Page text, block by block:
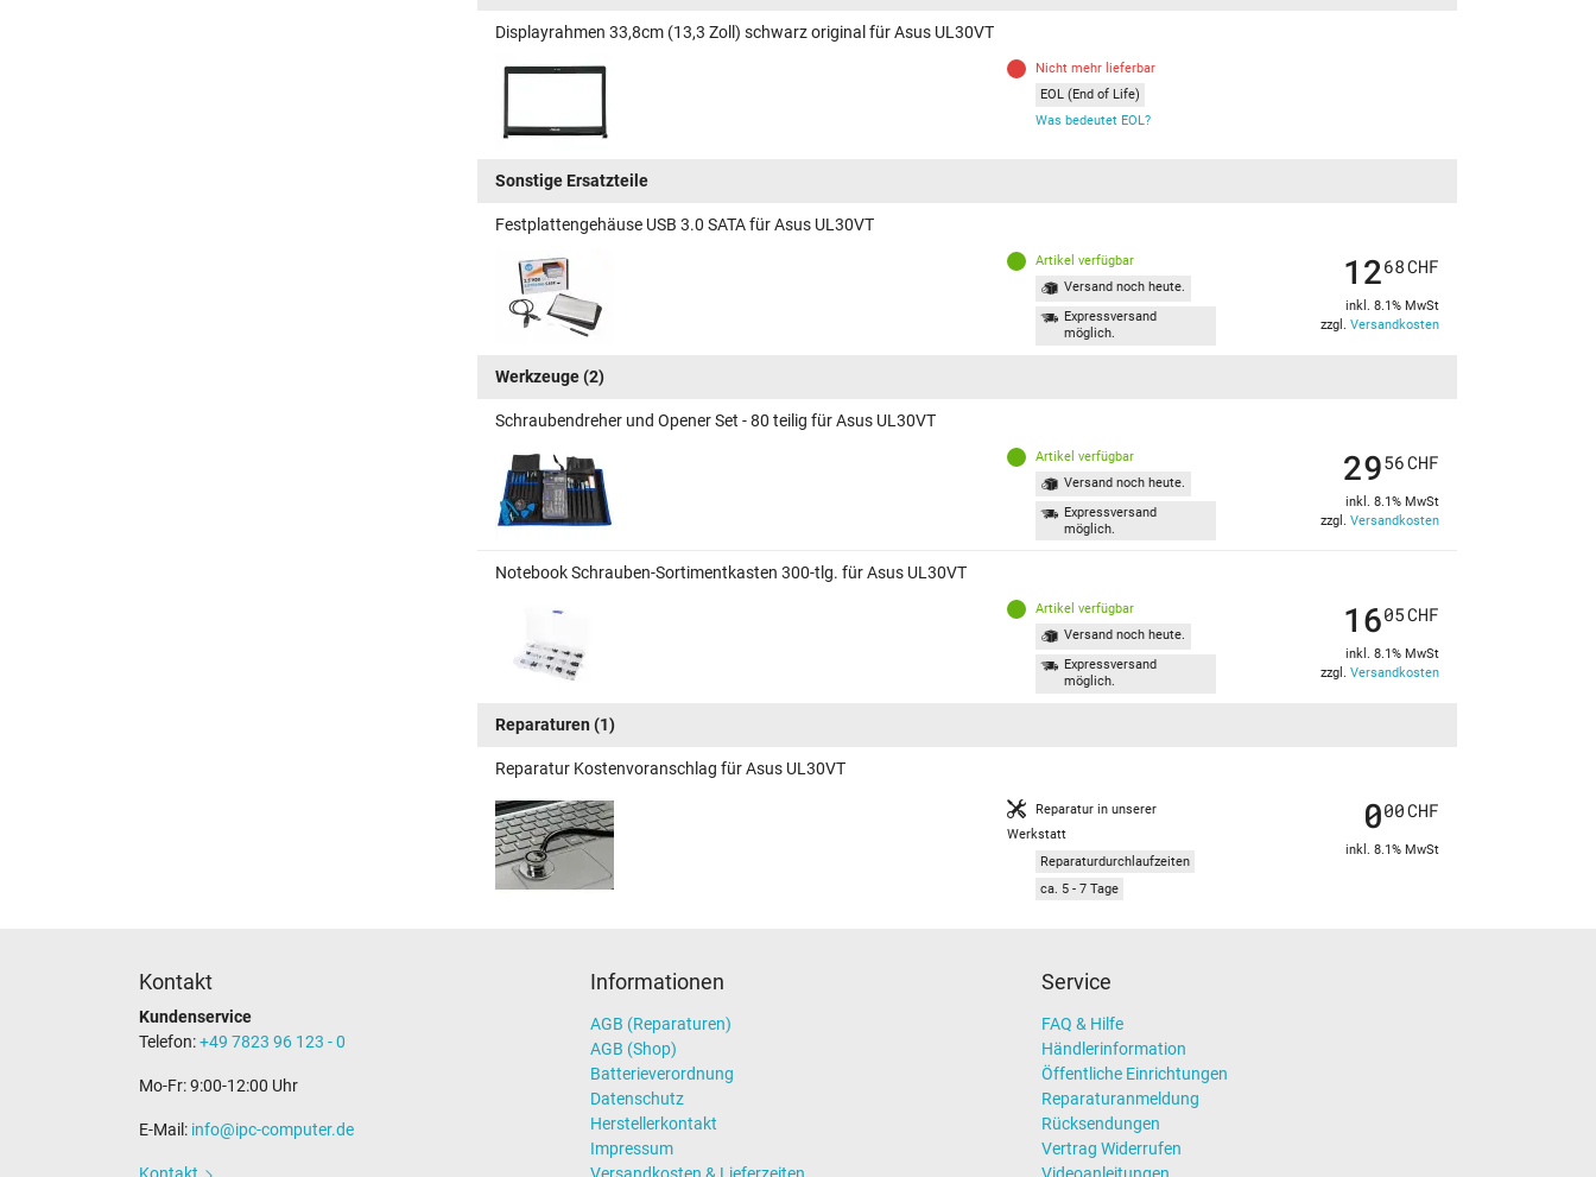
Displayrahmen 33,8cm (13,3 Zoll) schwarz original für Asus UL30VT
Nicht mehr lieferbar
EOL (End of Life)
Was bedeutet EOL?
Sonstige Ersatzteile
Festplattengehäuse USB 3.0 SATA für Asus UL30VT
Artikel verfügbar
Versand noch heute.
Expressversand
möglich.
1268CHF
inkl. 8.1% MwSt
zzgl. Versandkosten
Werkzeuge(2)
Schraubendreher und Opener Set - 80 teilig für Asus UL30VT
Artikel verfügbar
Versand noch heute.
Expressversand
möglich.
2956CHF
inkl. 8.1% MwSt
zzgl. Versandkosten
Notebook Schrauben-Sortimentkasten 300-tlg. für Asus UL30VT
Artikel verfügbar
Versand noch heute.
Expressversand
möglich.
1605CHF
inkl. 8.1% MwSt
zzgl. Versandkosten
Reparaturen (1)
Reparatur Kostenvoranschlag für Asus UL30VT
Reparatur in unserer
Werkstatt
Reparaturdurchlaufzeiten
ca. 5 - 7 Tage
000CHF
inkl. 8.1% MwSt
Kontakt
Kundenservice
Telefon:+49 7823 96 123 - 0
Mo-Fr: 9:00-12:00 Uhr
E-Mail: info@ipc-computer.de
Informationen
AGB (Reparaturen)
AGB (Shop)
Batterieverordnung
Datenschutz
Herstellerkontakt
Impressum
Service
FAQ & Hilfe
Händlerinformation
Öffentliche Einrichtungen
Reparaturanmeldung
Rücksendungen
Vertrag Widerrufen